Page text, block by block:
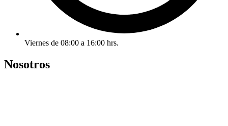
Viernes de 08:00 a 16:00 hrs.
Nosotros